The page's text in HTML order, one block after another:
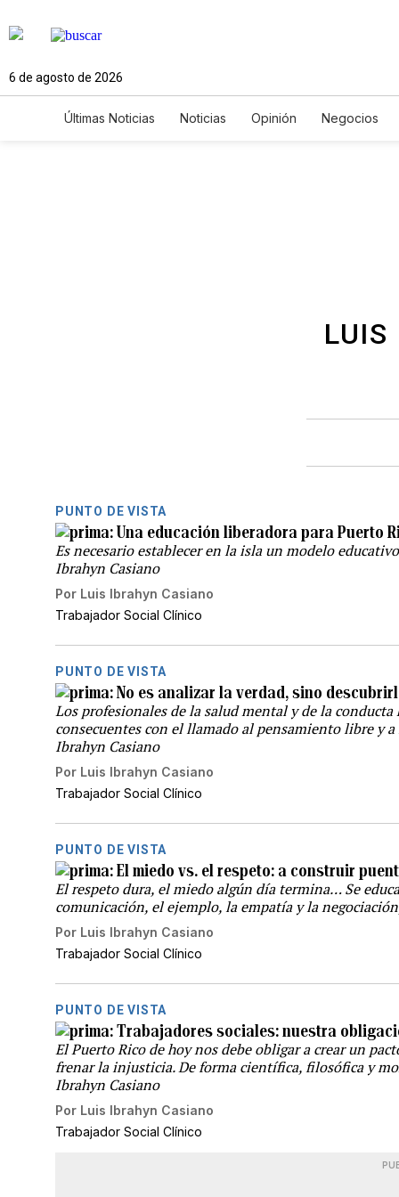
6 de agosto de 2026
Últimas Noticias Noticias Opinión
Negocios
LUIS
PUNTO DE VISTA
Una educación liberadora para Puerto
Es necesario establecer en la isla un modelo
Ibrahyn Casiano
Por Luis Ibrahyn Casiano
Trabajador Social Clínico
PUNTO DE VISTA
No es analizar la verdad, sino
Los profesionales de la salud mental y de la
consecuentes con el llamado al pensamiento libre y
Ibrahyn Casiano
Por Luis Ibrahyn Casiano
Trabajador Social Clínico
PUNTO DE VISTA
El miedo vs. el respeto: a construir
El respeto dura, el miedo algún día termina… Se
comunicación, el ejemplo, la empatía y la
Por Luis Ibrahyn Casiano
Trabajador Social Clínico
PUNTO DE VISTA
Trabajadores sociales: nuestra
El Puerto Rico de hoy nos debe obligar a crear un
frenar la injusticia. De forma científica, filosófica y
Ibrahyn Casiano
Por Luis Ibrahyn Casiano
Trabajador Social Clínico